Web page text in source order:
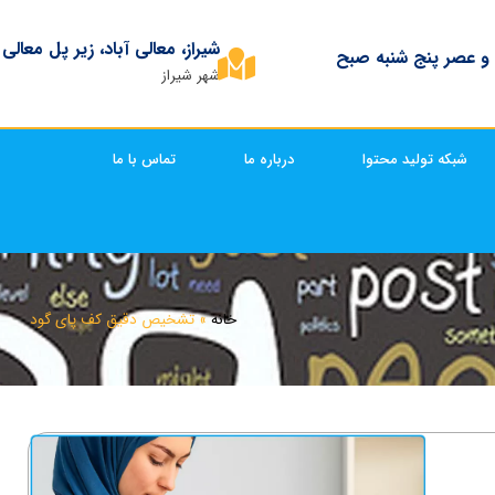
و عصر پنج شنبه صبح شیراز، معالی آباد، زیر پل
شهر شیراز
شبکه تولید محتوا درباره ما تماس با ما
خانه»تشخیص دقیق کف پای گود